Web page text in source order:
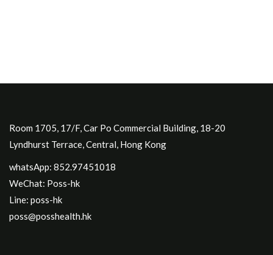
Room 1705, 17/F, Car Po Commercial Building, 18-20
Lyndhurst Terrace, Central, Hong Kong
whatsApp: 852.97451018
WeChat: Poss-hk
Line: poss-hk
poss@posshealth.hk